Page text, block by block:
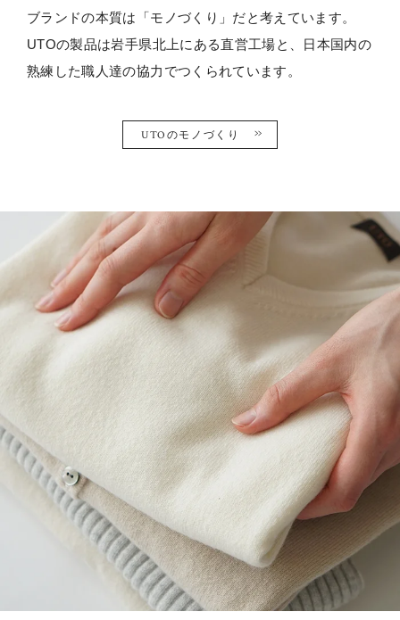
ブランドの本質は「モノづくり」だと考えています。
UTOの製品は岩手県北上にある直営工場と、日本国内の
熟練した職人達の協力でつくられています。
UTOのモノづくり